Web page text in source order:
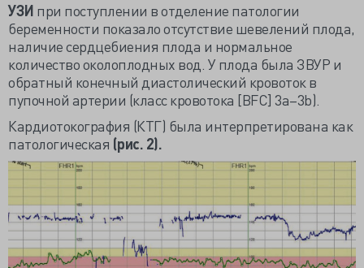
УЗИ при поступлении в отделение патологии
беременности показало отсутствие шевелений плода,
наличие сердцебиения плода и нормальное
количество околоплодных вод. У плода была ЗВУР и
обратный конечный диастолический кровоток в
пупочной артерии (класс кровотока [BFC] 3a–3b).
Кардиотокография (КТГ) была интерпретирована как
патологическая (рис. 2).